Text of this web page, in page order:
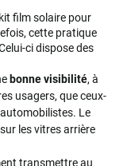
film solaire pour
cette pratique
ci dispose des
bonne visibilité, à
usagers, que ceux-
Le
les vitres arrière
transmettre au